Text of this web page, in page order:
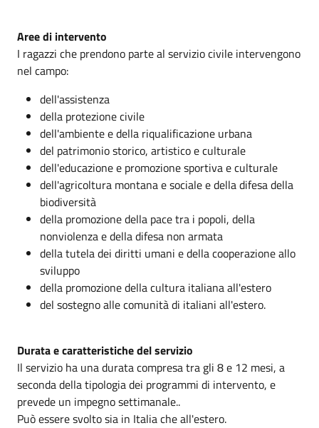
Aree di intervento
I ragazzi che prendono parte al servizio civile intervengono
nel campo:
dell'assistenza
della protezione civile
dell'ambiente e della riqualificazione urbana
del patrimonio storico, artistico e culturale
dell'educazione e promozione sportiva e culturale
dell'agricoltura montana e sociale e della difesa della
biodiversità
della promozione della pace tra i popoli, della
nonviolenza e della difesa non armata
della tutela dei diritti umani e della cooperazione allo
sviluppo
della promozione della cultura italiana all'estero
del sostegno alle comunità di italiani all'estero.
Durata e caratteristiche del servizio
Il servizio ha una durata compresa tra gli 8 e 12 mesi, a
seconda della tipologia dei programmi di intervento, e
prevede un impegno settimanale..
Può essere svolto sia in Italia che all'estero.